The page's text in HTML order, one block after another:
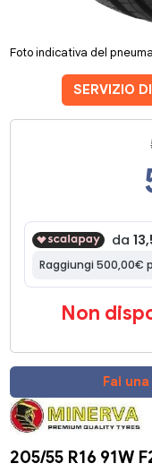
Foto indicativa del
SERVIZIO
Non
Fai
205/55 R16 91W